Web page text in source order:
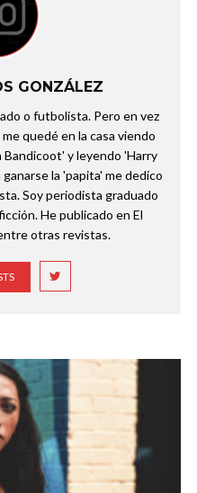
GONZÁLEZ
o futbolista. Pero en vez
quedé en la casa viendo
Bandicoot' y leyendo 'Harry
la 'papita' me dedico
Soy periodista graduado
He publicado en El
otras revistas.